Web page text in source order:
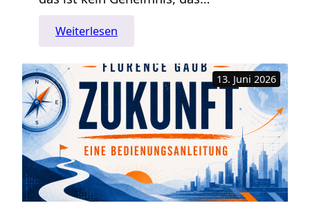
Weiterlesen
andhaltig
—
ein
Blick
hinter
die
Kulissen
13. Juni 2026